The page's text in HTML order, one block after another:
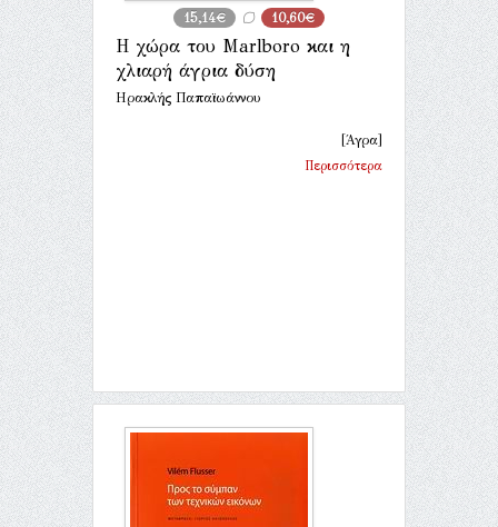
15,14€ 10,60€
Η χώρα του Marlboro και η
χλιαρή άγρια δύση
Ηρακλής Παπαϊωάννου
[Άγρα]
Περισσότερα